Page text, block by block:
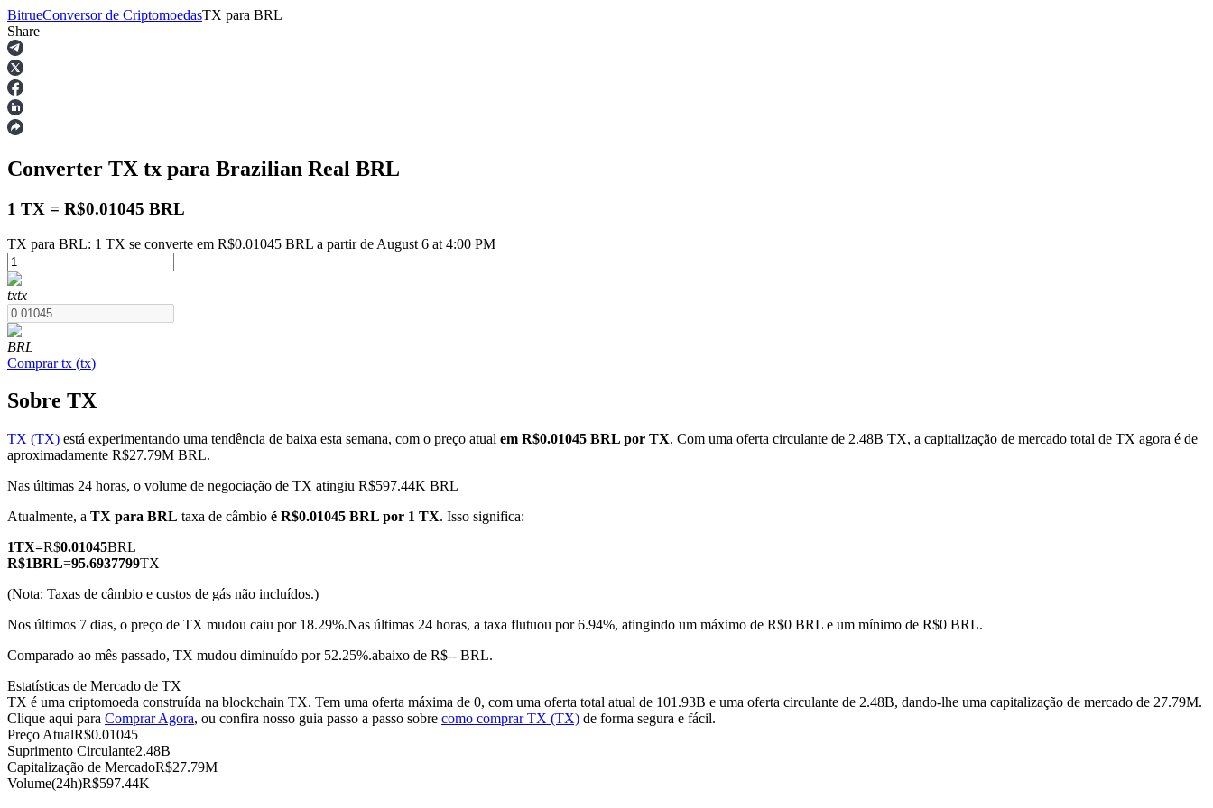
Futuros
Futuros de USDT
Futuros usando USDT como garantia
Futuros COIN-M
Futuros de criptomoeda
BitrueConversor de CriptomoedasTX para BRL
Share
Converter TX tx para Brazilian Real BRL
1 TX = R$0.01045 BRL
TX para BRL: 1 TX se converte em R$0.01045 BRL a partir de August 6 at 4:00 PM
txtx
BRL
Comprar tx (tx)
Sobre TX
TX (TX) está experimentando uma tendência de baixa esta semana, com o preço atual em R$0.01045 BRL por TX. Com uma oferta circulante de 2.48B TX, a capitalização de mercado total de TX agora é de
aproximadamente R$27.79M BRL.
Nas últimas 24 horas, o volume de negociação de TX atingiu R$597.44K BRL
Atualmente, a TX para BRL taxa de câmbio é R$0.01045 BRL por 1 TX. Isso significa:
1TX=R$0.01045BRL
R$1BRL=95.6937799TX
(Nota: Taxas de câmbio e custos de gás não incluídos.)
Nos últimos 7 dias, o preço de TX mudou caiu por 18.29%.Nas últimas 24 horas, a taxa flutuou por 6.94%, atingindo um máximo de R$0 BRL e um mínimo de R$0 BRL.
Comparado ao mês passado, TX mudou diminuído por 52.25%.abaixo de R$-- BRL.
Estatísticas de Mercado de TX
TX é uma criptomoeda construída na blockchain TX. Tem uma oferta máxima de 0, com uma oferta total atual de 101.93B e uma oferta circulante de 2.48B, dando-lhe uma capitalização de mercado de 27.79M.
Clique aqui para Comprar Agora, ou confira nosso guia passo a passo sobre como comprar TX (TX) de forma segura e fácil.
Preço AtualR$0.01045
Suprimento Circulante2.48B
Capitalização de MercadoR$27.79M
Volume(24h)R$597.44K